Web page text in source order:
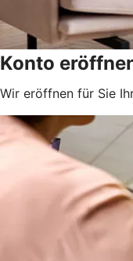
Konto
Wir eröffnen für Sie